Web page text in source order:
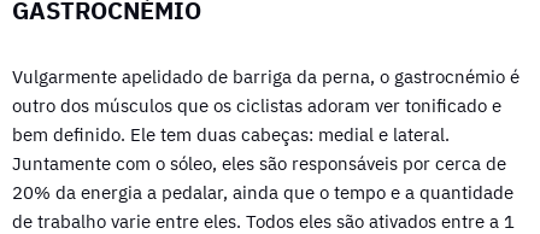
GASTROCNÉMIO
Vulgarmente apelidado de barriga da perna, o gastrocnémio é
outro dos músculos que os ciclistas adoram ver tonificado e
bem definido. Ele tem duas cabeças: medial e lateral.
Juntamente com o sóleo, eles são responsáveis por cerca de
20% da energia a pedalar, ainda que o tempo e a quantidade
de trabalho varie entre eles. Todos eles são ativados entre a 1